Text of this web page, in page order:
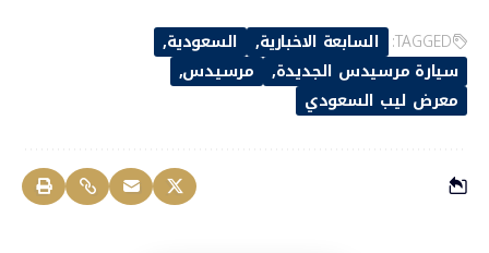
TAGGED: السابعة الاخبارية
السعودية
سيارة مرسيدس الجديدة
مرسيدس
معرض ليب السعودي